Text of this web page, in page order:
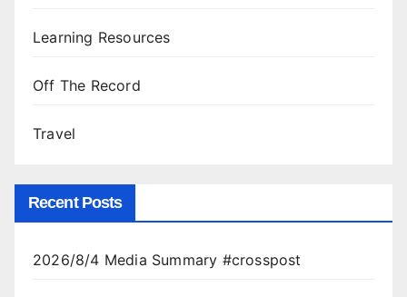
Learning Resources
Off The Record
Travel
Recent Posts
2026/8/4 Media Summary #crosspost